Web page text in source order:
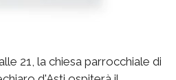
21, la chiesa parrocchiale di